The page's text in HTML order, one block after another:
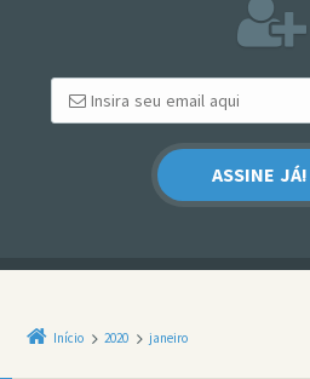
Início 2020 janeiro